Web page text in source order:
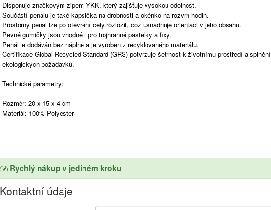
Disponuje značkovým zipem YKK, který zajišťuje vysokou odolnost.
Součástí penálu je také kapsička na drobnosti a okénko na rozvrh hodin.
Prostorný penál lze po otevření celý rozložit, což usnadňuje orientaci v jeho obsahu.
Pevné gumičky jsou vhodné i pro trojhranné pastelky a fixy.
Penál je dodáván bez náplně a je vyroben z recyklovaného materiálu.
Certifikace Global Recycled Standard (GRS) potvrzuje šetrnost k životnímu prostředí a
ekologických požadavků.
Technické parametry:
Rozměr: 20 x 15 x 4 cm
Materiál: 100% Polyester
Rychlý nákup v jediném kroku
Kontaktní údaje